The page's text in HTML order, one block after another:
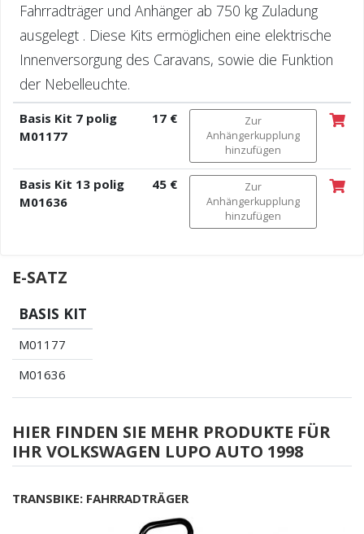
Fahrradträger und Anhänger ab 750 kg Zuladung
ausgelegt . Diese Kits ermöglichen eine elektrische
Innenversorgung des Caravans, sowie die Funktion
der Nebelleuchte.
Basis Kit 7 polig
M01177
17 €
Zur
Anhängerkupplung
hinzufügen
Basis Kit 13 polig
M01636
45 €
Zur
Anhängerkupplung
hinzufügen
E-SATZ
BASIS KIT
M01177
M01636
HIER FINDEN SIE MEHR PRODUKTE FÜR
IHR VOLKSWAGEN LUPO AUTO 1998
TRANSBIKE: FAHRRADTRÄGER